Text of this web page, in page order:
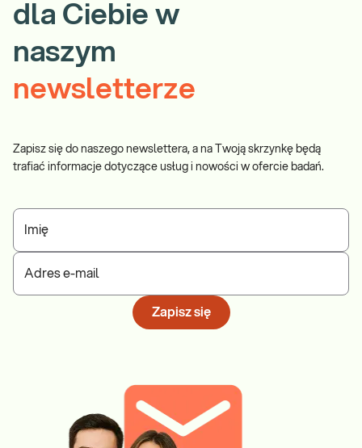
dla Ciebie w
naszym
newsletterze
Zapisz się do naszego newslettera, a na Twoją skrzynkę będą
trafiać informacje dotyczące usług i nowości w ofercie badań.
Imię
Adres e-mail
Zapisz się